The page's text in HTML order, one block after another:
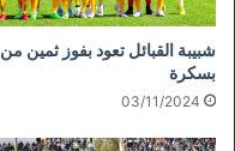
شبيبة القبائل تعود بفوز ثمين من
بسكرة
03/11/2024